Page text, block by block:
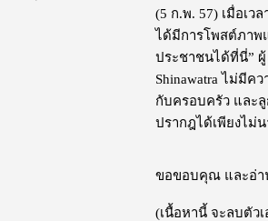
(5 ก.พ. 57) เมื่อเว
ได้มีการโพสต์ภาพ
ประชาชนได้ที่นี่”
Shinawatra ไม่มีค
กับครอบครัว และ
ปรากฎได้เพียงไม่น
ขอขอบคุณ และอ่า
(เนื้อหานี้ จะลบตัว